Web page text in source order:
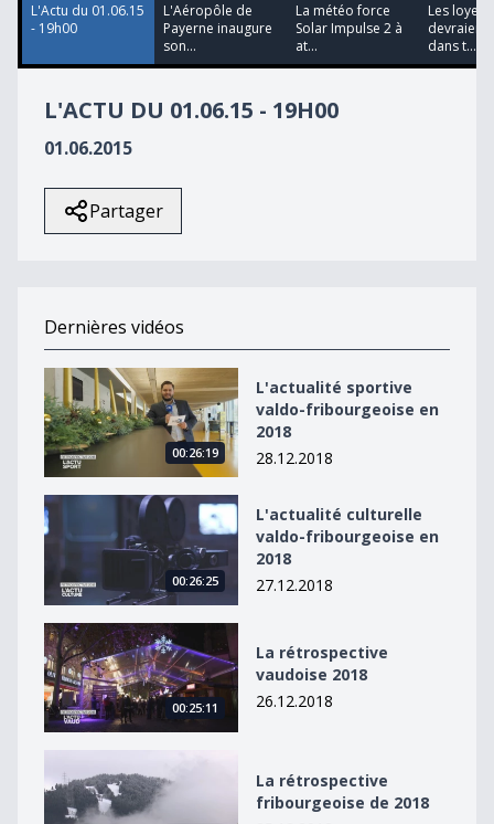
L'Actu du 01.06.15
- 19h00
L'Aéropôle de
Payerne inaugure
son...
La météo force
Solar Impulse 2 à
at...
Les loyers
devraient
dans t...
L'ACTU DU 01.06.15 - 19H00
01.06.2015
Partager
Dernières vidéos
L&#039;actualité sportive valdo-fribourgeoise en 2018
00:26:19
L'actualité sportive
valdo-fribourgeoise en
2018
28.12.2018
L&#039;actualité culturelle valdo-fribourgeoise en
00:26:25
L'actualité culturelle
valdo-fribourgeoise en
2018
27.12.2018
La rétrospective vaudoise 2018
00:25:11
La rétrospective
vaudoise 2018
26.12.2018
La rétrospective
fribourgeoise de 2018